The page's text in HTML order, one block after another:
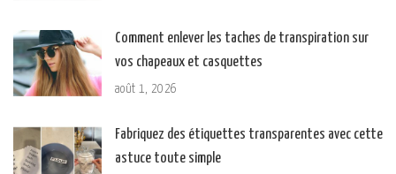
Comment enlever les taches de transpiration sur
vos chapeaux et casquettes
août 1, 2026
Fabriquez des étiquettes transparentes avec cette
astuce toute simple